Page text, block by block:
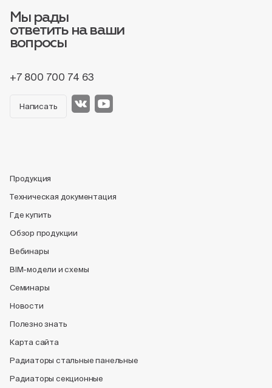
Мы рады
ответить на ваши
вопросы
+7 800 700 74 63
Написать
Продукция
Техническая документация
Где купить
Обзор продукции
Вебинары
BIM-модели и схемы
Семинары
Новости
Полезно знать
Карта сайта
Радиаторы стальные панельные
Радиаторы секционные